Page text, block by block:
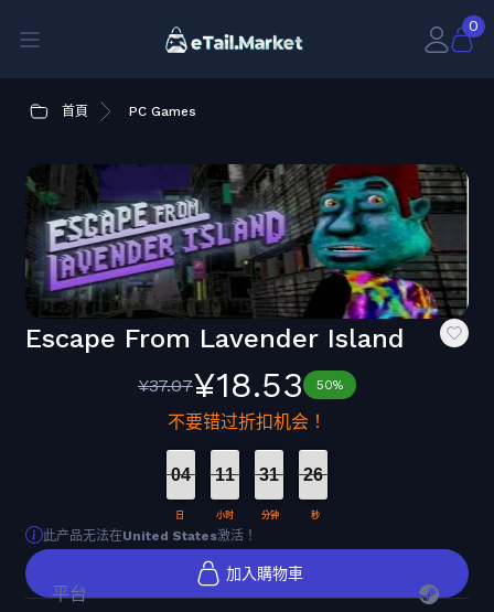
0
首頁 PC Games
Escape From Lavender Island
¥37.07¥18.53 50%
不要错过折扣机会！
04 11 31 26
日 小时 分钟 秒
此产品无法在United States激活！
加入購物車
平台